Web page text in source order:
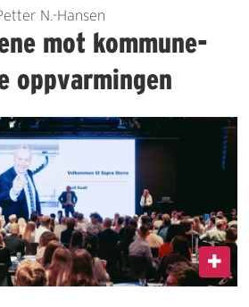
N.-Hansen
mot kommune-
oppvarmingen